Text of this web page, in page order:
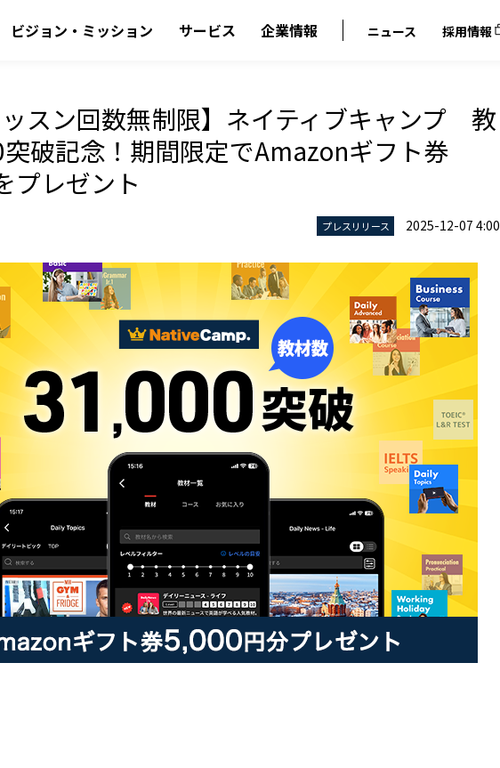
ビジョン・ミッション サービス 企業情報 ニュース 採用情報
ッスン回数無制限】ネイティブキャンプ 教
破記念！期間限定でAmazonギフト券
プレゼント
プレスリリース 2025-12-07 4:00